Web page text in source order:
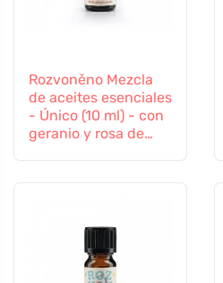
Rozvoněno Mezcla
de aceites esenciales
- Único (10 ml) - con
geranio y rosa de